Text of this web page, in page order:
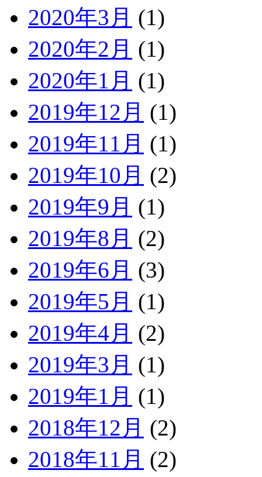
2020年3月 (1)
2020年2月 (1)
2020年1月 (1)
2019年12月 (1)
2019年11月 (1)
2019年10月 (2)
2019年9月 (1)
2019年8月 (2)
2019年6月 (3)
2019年5月 (1)
2019年4月 (2)
2019年3月 (1)
2019年1月 (1)
2018年12月 (2)
2018年11月 (2)